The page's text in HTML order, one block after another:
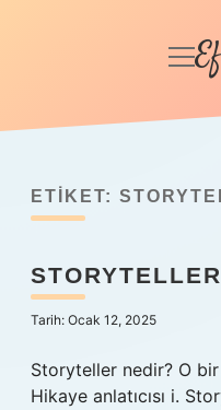
Anasayfa
Yasal Uyarı
Hakkımızda
ETIKET:
Tarih: Ocak 12, 2025
Storyteller nedir? O bir
Hikaye anlatıcısı i.